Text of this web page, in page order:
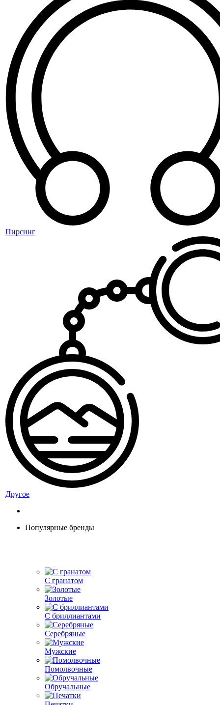
Пирсинг
Другое
Популярные бренды
С гранатом
Золотые
С бриллиантами
Серебряные
Мужские
Помолвочные
Обручальные